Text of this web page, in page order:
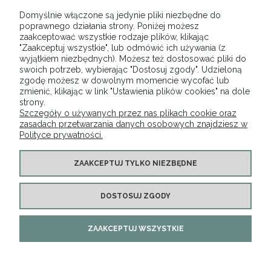
DO KOSZYKA
O NAS
OBSŁUGA KLIENTA
MOJE KONTO
klaudia.sotwin@wp.pl Tel.: 516 831 713 | NIP: 9442254736
REGON: 367018470
Domyślnie włączone są jedynie pliki niezbędne do
poprawnego działania strony. Poniżej możesz
zaakceptować wszystkie rodzaje plików, klikając
"Zaakceptuj wszystkie", lub odmówić ich używania (z
wyjątkiem niezbędnych). Możesz też dostosować pliki do
swoich potrzeb, wybierając "Dostosuj zgody". Udzieloną
zgodę możesz w dowolnym momencie wycofać lub
zmienić, klikając w link "Ustawienia plików cookies" na dole
strony.
Szczegóły o używanych przez nas plikach cookie oraz
zasadach przetwarzania danych osobowych znajdziesz w
Polityce prywatności.
ZAAKCEPTUJ TYLKO NIEZBĘDNE
DOSTOSUJ ZGODY
ZAAKCEPTUJ WSZYSTKIE